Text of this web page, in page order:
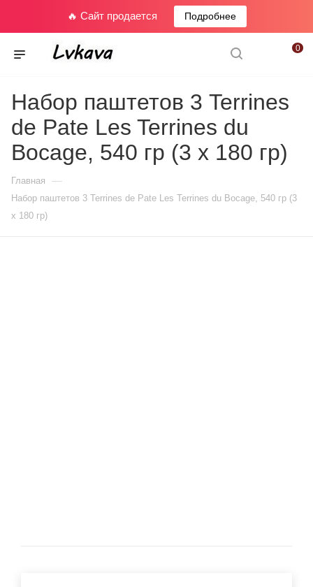
🔥 Сайт продается Подробнее
0
Набор паштетов 3 Terrines
de Pate Les Terrines du
Bocage, 540 гр (3 х 180 гр)
Главная —
Набор паштетов 3 Terrines de Pate Les Terrines du Bocage, 540 гр (3
х 180 гр)